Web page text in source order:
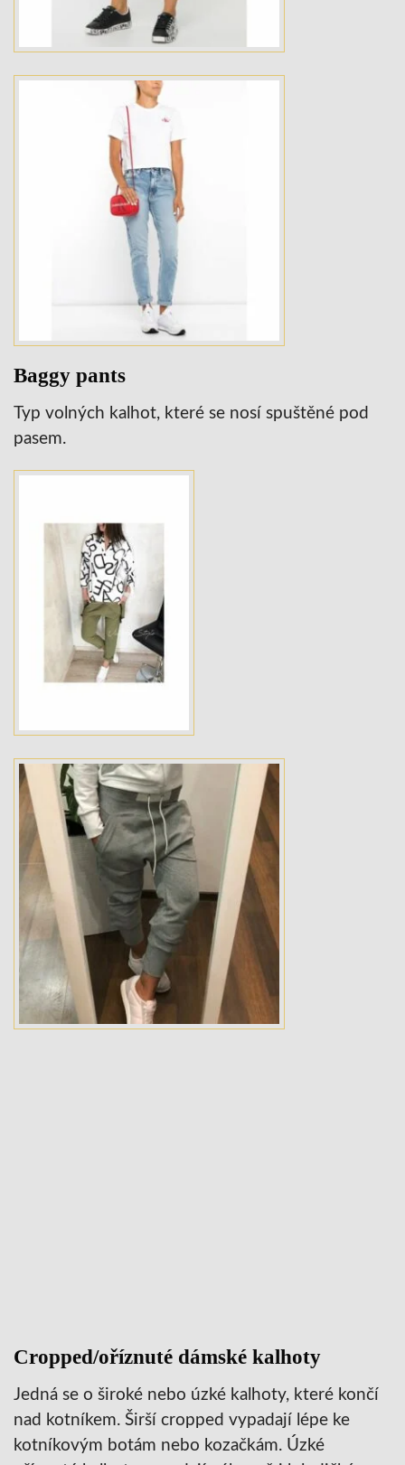
Baggy pants
Typ volných kalhot, které se nosí spuštěné pod
pasem.
Cropped/oříznuté dámské kalhoty
Jedná se o široké nebo úzké kalhoty, které končí
nad kotníkem. Širší cropped vypadají lépe ke
kotníkovým botám nebo kozačkám. Úzké